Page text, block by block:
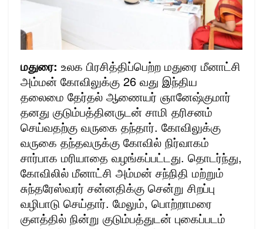
மதுரை: உலக பிரசித்திப்பெற்ற மதுரை மீனாட்சி
அம்மன் கோவிலுக்கு 26 வது இந்திய
தலைமை தேர்தல் ஆணையர் ஞானேஷ்குமார்
தனது குடும்பத்தினருடன் சாமி தரிசனம்
செய்வதற்கு வருகை தந்தார். கோவிலுக்கு
வருகை தந்தவருக்கு கோவில் நிர்வாகம்
சார்பாக மரியாதை வழங்கப்பட்டது. தொடர்ந்து,
கோவிலில் மீனாட்சி அம்மன் சந்நிதி மற்றும்
சுந்தரேஸ்வரர் சன்னதிக்கு சென்று சிறப்பு
வழிபாடு செய்தார். மேலும், பொற்றாமரை
குளத்தில் நின்று குடும்பத்துடன் புகைப்படம்